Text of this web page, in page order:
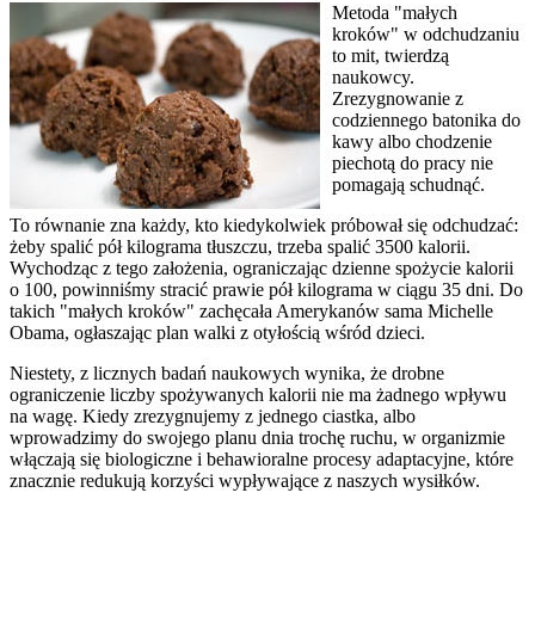
Metoda "małych
kroków" w odchudzaniu
to mit, twierdzą
naukowcy.
Zrezygnowanie z
codziennego batonika do
kawy albo chodzenie
piechotą do pracy nie
pomagają schudnąć.
To równanie zna każdy, kto kiedykolwiek próbował się odchudzać:
żeby spalić pół kilograma tłuszczu, trzeba spalić 3500 kalorii.
Wychodząc z tego założenia, ograniczając dzienne spożycie kalorii
o 100, powinniśmy stracić prawie pół kilograma w ciągu 35 dni. Do
takich "małych kroków" zachęcała Amerykanów sama Michelle
Obama, ogłaszając plan walki z otyłością wśród dzieci.
Niestety, z licznych badań naukowych wynika, że drobne
ograniczenie liczby spożywanych kalorii nie ma żadnego wpływu
na wagę. Kiedy zrezygnujemy z jednego ciastka, albo
wprowadzimy do swojego planu dnia trochę ruchu, w organizmie
włączają się biologiczne i behawioralne procesy adaptacyjne, które
znacznie redukują korzyści wypływające z naszych wysiłków.